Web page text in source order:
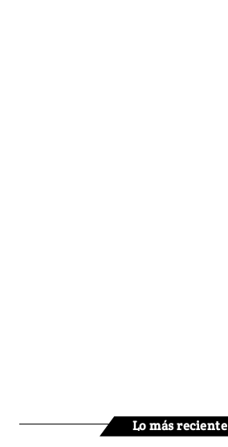
Lo más reciente